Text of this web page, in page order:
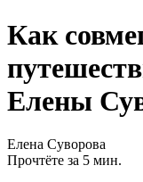
Как
Елены
Елена Суворова
Прочтёте за 5 мин.